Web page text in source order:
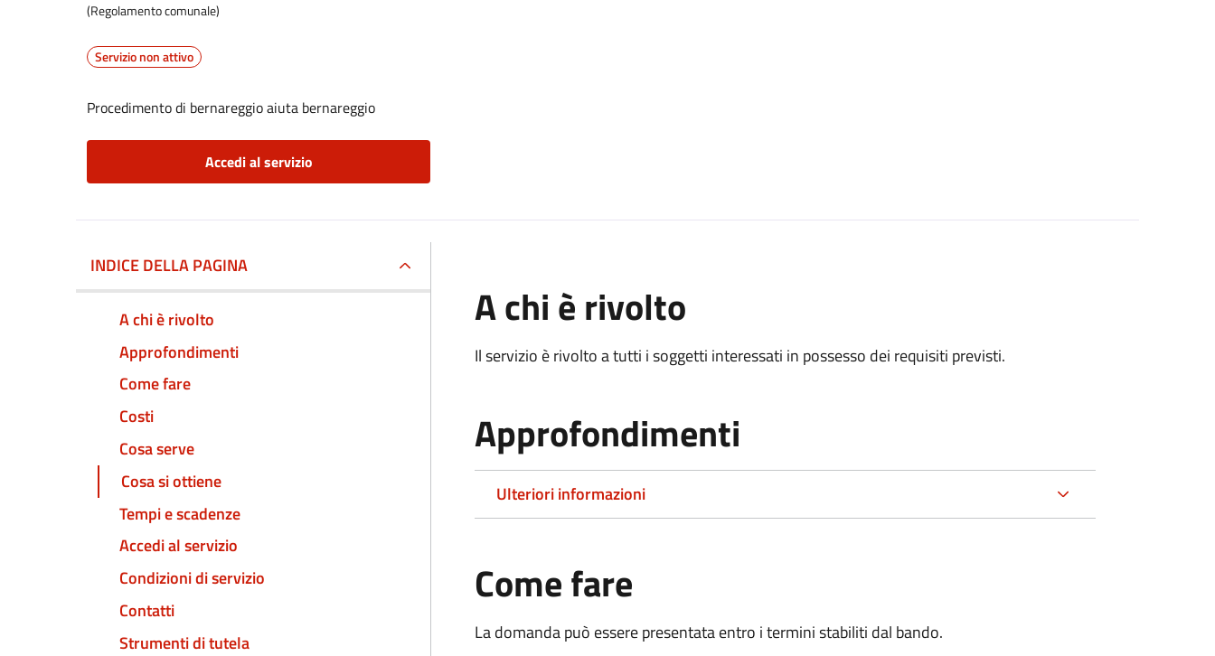
(Regolamento comunale)
Servizio non attivo
Procedimento di bernareggio aiuta bernareggio
Accedi al servizio
INDICE DELLA PAGINA
A chi è rivolto
Approfondimenti
Come fare
Costi
Cosa serve
Cosa si ottiene
Tempi e scadenze
Accedi al servizio
Condizioni di servizio
Contatti
Strumenti di tutela
A chi è rivolto
Il servizio è rivolto a tutti i soggetti interessati in possesso dei requisiti previsti.
Approfondimenti
Ulteriori informazioni
Come fare
La domanda può essere presentata entro i termini stabiliti dal bando.